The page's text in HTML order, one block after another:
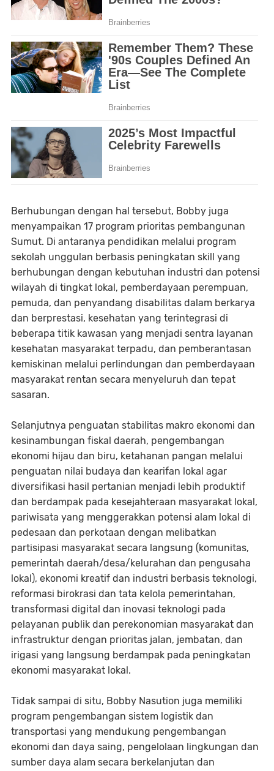
Berhubungan dengan hal tersebut, Bobby juga
menyampaikan 17 program prioritas pembangunan
Sumut. Di antaranya pendidikan melalui program
sekolah unggulan berbasis peningkatan skill yang
berhubungan dengan kebutuhan industri dan potensi
wilayah di tingkat lokal, pemberdayaan perempuan,
pemuda, dan penyandang disabilitas dalam berkarya
dan berprestasi, kesehatan yang terintegrasi di
beberapa titik kawasan yang menjadi sentra layanan
kesehatan masyarakat terpadu, dan pemberantasan
kemiskinan melalui perlindungan dan pemberdayaan
masyarakat rentan secara menyeluruh dan tepat
sasaran.
Selanjutnya penguatan stabilitas makro ekonomi dan
kesinambungan fiskal daerah, pengembangan
ekonomi hijau dan biru, ketahanan pangan melalui
penguatan nilai budaya dan kearifan lokal agar
diversifikasi hasil pertanian menjadi lebih produktif
dan berdampak pada kesejahteraan masyarakat lokal,
pariwisata yang menggerakkan potensi alam lokal di
pedesaan dan perkotaan dengan melibatkan
partisipasi masyarakat secara langsung (komunitas,
pemerintah daerah/desa/kelurahan dan pengusaha
lokal), ekonomi kreatif dan industri berbasis teknologi,
reformasi birokrasi dan tata kelola pemerintahan,
transformasi digital dan inovasi teknologi pada
pelayanan publik dan perekonomian masyarakat dan
infrastruktur dengan prioritas jalan, jembatan, dan
irigasi yang langsung berdampak pada peningkatan
ekonomi masyarakat lokal.
Tidak sampai di situ, Bobby Nasution juga memiliki
program pengembangan sistem logistik dan
transportasi yang mendukung pengembangan
ekonomi dan daya saing, pengelolaan lingkungan dan
sumber daya alam secara berkelanjutan dan